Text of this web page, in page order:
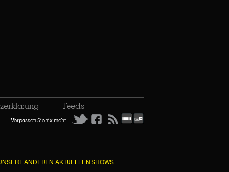
Feeds
Verpassen Sie nix mehr!
ANDEREN AKTUELLEN SHOWS